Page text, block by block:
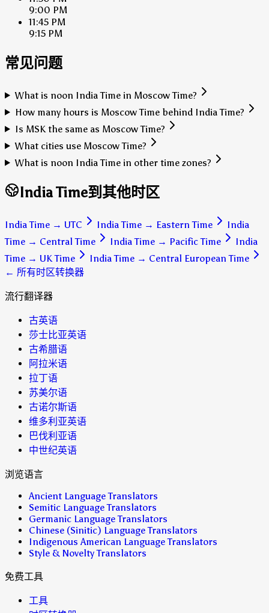
9:00 PM
11:45 PM
9:15 PM
常见问题
What is noon India Time in Moscow Time?
How many hours is Moscow Time behind India Time?
Is MSK the same as Moscow Time?
What cities use Moscow Time?
What is noon India Time in other time zones?
India Time到其他时区
India Time → UTC India Time → Eastern Time
India
Time → Central Time India Time → Pacific Time
India
Time → UK Time India Time → Central European Time
← 所有时区转换器
流行翻译器
古英语
莎士比亚英语
古希腊语
阿拉米语
拉丁语
苏美尔语
古诺尔斯语
维多利亚英语
巴伐利亚语
中世纪英语
浏览语言
Ancient Language Translators
Semitic Language Translators
Germanic Language Translators
Chinese (Sinitic) Language Translators
Indigenous American Language Translators
Style & Novelty Translators
免费工具
工具